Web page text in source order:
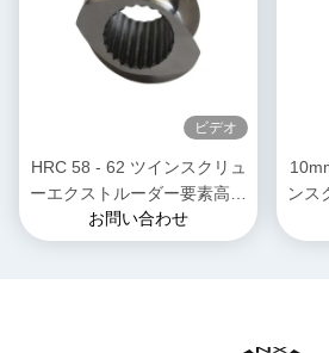
ビデオ
HRC 58 - 62 ツインスクリュ
ーエクストルーダー要素高温
エクストルーション機械部品
お問い合わせ
ンス
ー